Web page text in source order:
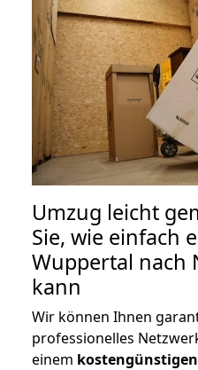
Umzug leicht
Sie, wie einfach
Wuppertal nach
kann
Wir können Ihnen
professionelles
einem kostengünstigen